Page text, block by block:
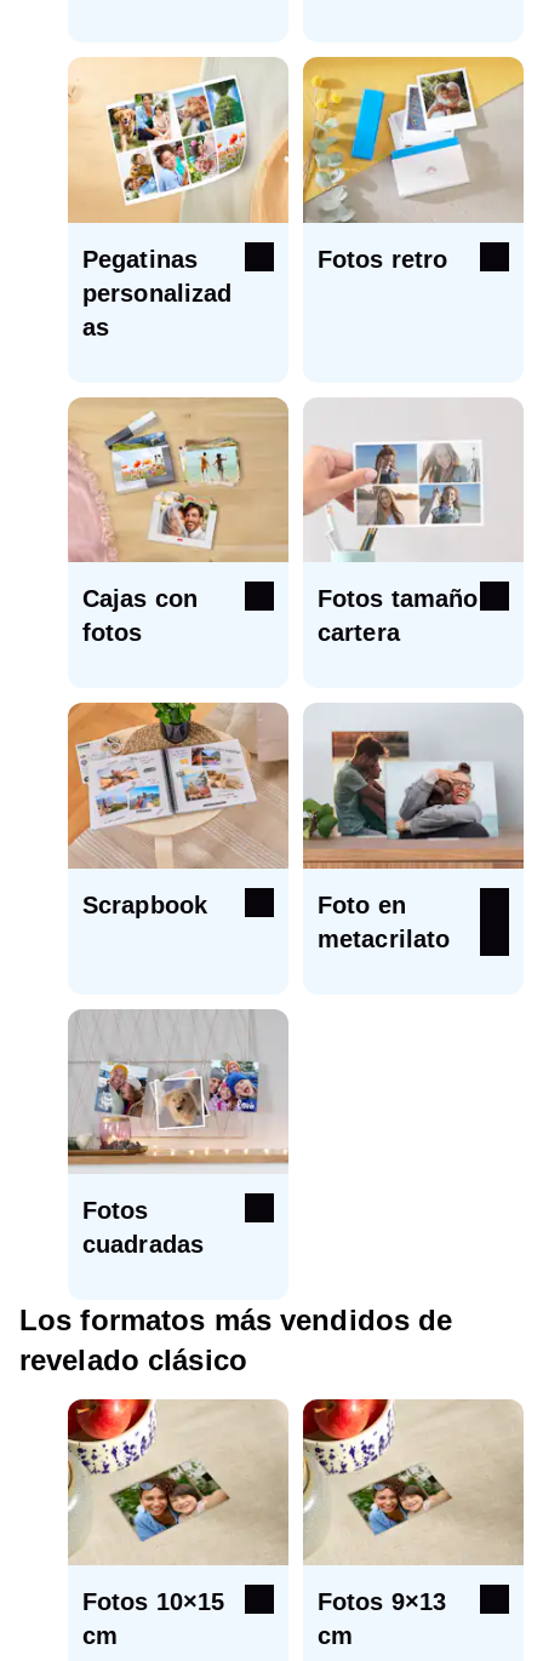
Pegatinas
personalizad
as
Fotos retro
Cajas con
fotos
Fotos tamaño
cartera
Scrapbook
Foto en
metacrilato
Fotos
cuadradas
Los formatos más vendidos de
revelado clásico
Fotos 10×15
cm
Fotos 9×13
cm